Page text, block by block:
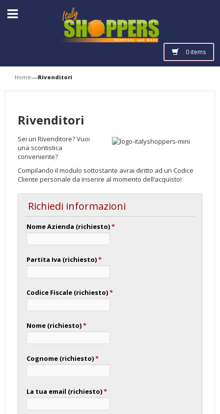
0 items
Home—›Rivenditori
Rivenditori
Sei un Rivenditore? Vuoi
una scontistica
conveniente?
Compilando il modulo sottostante avrai diritto ad un Codice
Cliente personale da inserire al momento dell’acquisto!
Richiedi informazioni
Nome Azienda (richiesto)*
Partita Iva (richiesto)*
Codice Fiscale (richiesto)*
Nome (richiesto)*
Cognome (richiesto)*
La tua email (richiesto)*